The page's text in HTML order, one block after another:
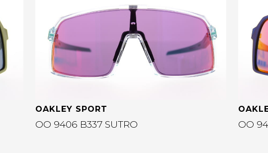
Bekijk deze bril
OAKLEY SPORT
OO 9406 B337 SUTRO OO